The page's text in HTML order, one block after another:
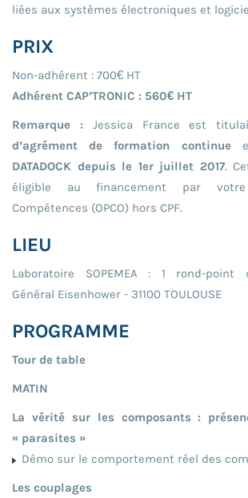
liées aux systèmes électroniques et
PRIX
Non-adhérent : 700€ HT
Adhérent CAP’TRONIC : 560€ HT
Remarque : Jessica France est
d’agrément de formation continueet
DATADOCK depuis le 1er juillet 2017.
éligible au financement par
Compétences (OPCO) hors CPF.
LIEU
Laboratoire SOPEMEA : 1 rond-point
Général Eisenhower - 31100 TOULOUSE
PROGRAMME
Tour de table
MATIN
La vérité sur les composants :
« parasites »
Démo sur le comportement réel des
Les couplages